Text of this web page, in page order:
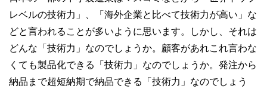
レベルの技術力」、「海外企業と比べて技術力が高い」な
どと言われることが多いように思います。しかし、それは
どんな「技術力」なのでしょうか。顧客があれこれ言わな
くても製品化できる「技術力」なのでしょうか。発注から
納品まで超短納期で納品できる「技術力」なのでしょう